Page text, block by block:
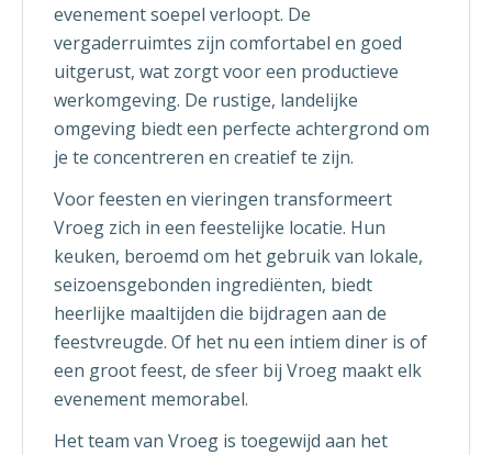
evenement soepel verloopt. De
vergaderruimtes zijn comfortabel en goed
uitgerust, wat zorgt voor een productieve
werkomgeving. De rustige, landelijke
omgeving biedt een perfecte achtergrond om
je te concentreren en creatief te zijn.
Voor feesten en vieringen transformeert
Vroeg zich in een feestelijke locatie. Hun
keuken, beroemd om het gebruik van lokale,
seizoensgebonden ingrediënten, biedt
heerlijke maaltijden die bijdragen aan de
feestvreugde. Of het nu een intiem diner is of
een groot feest, de sfeer bij Vroeg maakt elk
evenement memorabel.
Het team van Vroeg is toegewijd aan het